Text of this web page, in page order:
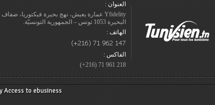
العنوان :
Yfidelity عمارة يعيش، نهج بحيرة فيكتوريا، ضفاف
البحيرة 1053 تونس – الجمهورية التونسيّة.
الهاتف :
الفاكس :
218 961 71 (216+)
Access to ebusiness